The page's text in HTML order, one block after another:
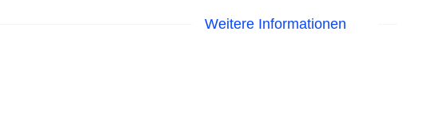
Weitere Informationen